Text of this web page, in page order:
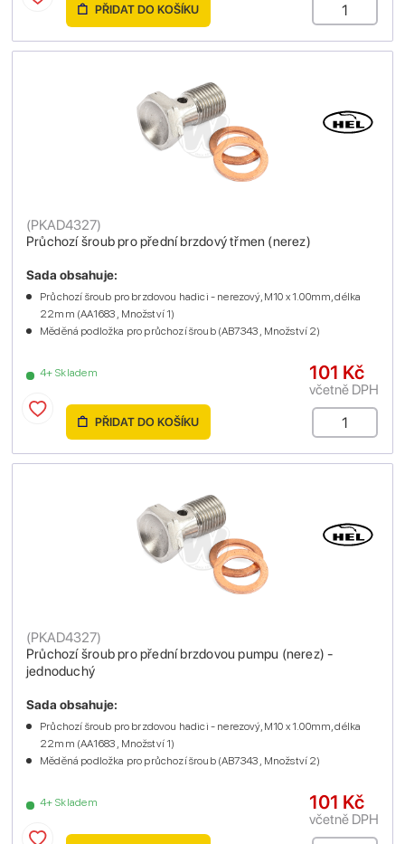
PŘIDAT DO KOŠÍKU
Průchozí šroub pro přední brzdový třmen (nerez)
(PKAD4327)
4+ Skladem
Sada obsahuje:
Průchozí šroub pro brzdovou hadici - nerezový, M10 x 1.00mm, délka
22mm (AA1683 , Množství 1)
Měděná podložka pro průchozí šroub (AB7343 , Množství 2)
101 Kč
včetně DPH
PŘIDAT DO KOŠÍKU
Průchozí šroub pro přední brzdovou pumpu (nerez) -
jednoduchý
(PKAD4327)
4+ Skladem
Sada obsahuje:
Průchozí šroub pro brzdovou hadici - nerezový, M10 x 1.00mm, délka
22mm (AA1683 , Množství 1)
Měděná podložka pro průchozí šroub (AB7343 , Množství 2)
101 Kč
včetně DPH